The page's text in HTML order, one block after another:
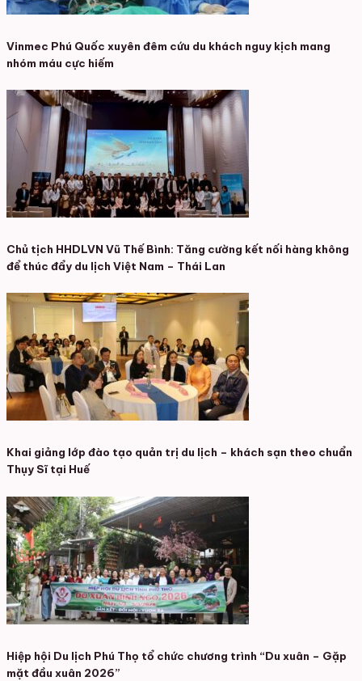
Vinmec Phú Quốc xuyên đêm cứu du khách nguy kịch mang
nhóm máu cực hiếm
Chủ tịch HHDLVN Vũ Thế Bình: Tăng cường kết nối hàng không
để thúc đẩy du lịch Việt Nam – Thái Lan
Khai giảng lớp đào tạo quản trị du lịch – khách sạn theo chuẩn
Thụy Sĩ tại Huế
Hiệp hội Du lịch Phú Thọ tổ chức chương trình “Du xuân – Gặp
mặt đầu xuân 2026”